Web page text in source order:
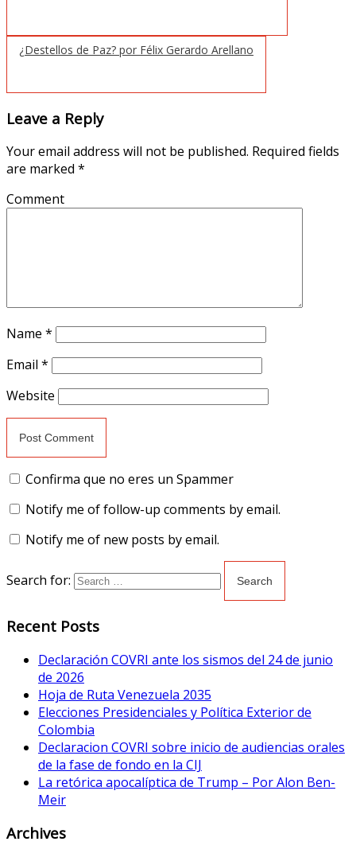
¿Destellos de Paz? por Félix Gerardo Arellano
Leave a Reply
Your email address will not be published. Required fields
are marked *
Comment
Name *
Email *
Website
Confirma que no eres un Spammer
Notify me of follow-up comments by email.
Notify me of new posts by email.
Search for:
Recent Posts
Declaración COVRI ante los sismos del 24 de junio
de 2026
Hoja de Ruta Venezuela 2035
Elecciones Presidenciales y Política Exterior de
Colombia
Declaracion COVRI sobre inicio de audiencias orales
de la fase de fondo en la CIJ
La retórica apocalíptica de Trump – Por Alon Ben-
Meir
Archives